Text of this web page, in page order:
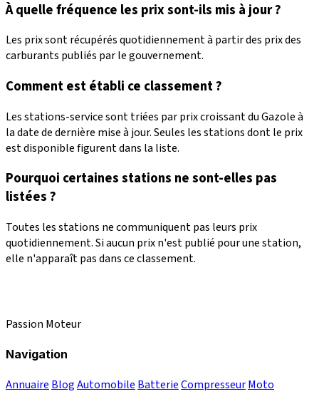
À quelle fréquence les prix sont-ils mis à jour ?
Les prix sont récupérés quotidiennement à partir des prix des
carburants publiés par le gouvernement.
Comment est établi ce classement ?
Les stations-service sont triées par prix croissant du Gazole à
la date de dernière mise à jour. Seules les stations dont le prix
est disponible figurent dans la liste.
Pourquoi certaines stations ne sont-elles pas
listées ?
Toutes les stations ne communiquent pas leurs prix
quotidiennement. Si aucun prix n'est publié pour une station,
elle n'apparaît pas dans ce classement.
Passion Moteur
Navigation
Annuaire BlogAutomobile BatterieCompresseurMoto